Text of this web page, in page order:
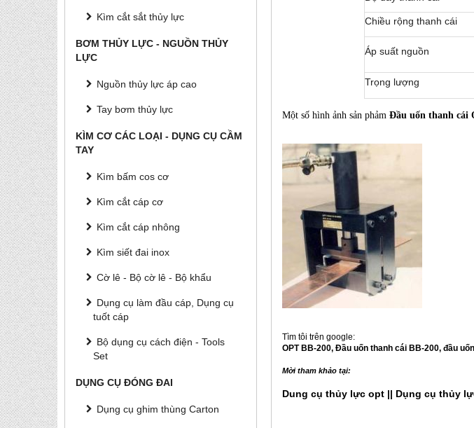
Kìm cắt sắt thủy lực
BƠM THỦY LỰC - NGUỒN THỦY
LỰC
Nguồn thủy lực áp cao
Tay bơm thủy lực
KÌM CƠ CÁC LOẠI - DỤNG CỤ CẦM
TAY
Kìm bấm cos cơ
Kìm cắt cáp cơ
Kìm cắt cáp nhông
Kìm siết đai inox
Cờ lê - Bộ cờ lê - Bộ khẩu
Dụng cụ làm đầu cáp, Dụng cụ
tuốt cáp
Bộ dụng cụ cách điện - Tools
Set
DỤNG CỤ ĐÓNG ĐAI
Dụng cụ ghim thùng Carton
Chiều rộng thanh cái
Áp suất nguồn
Trọng lượng
Một số hình ảnh sản phảm Đầu uốn thanh cái
Tìm tôi trên google:
OPT BB-200, Đầu uốn thanh cái BB-200, đầu
Mời tham khảo tại:
Dung cụ thủy lực opt || Dụng cụ thủy